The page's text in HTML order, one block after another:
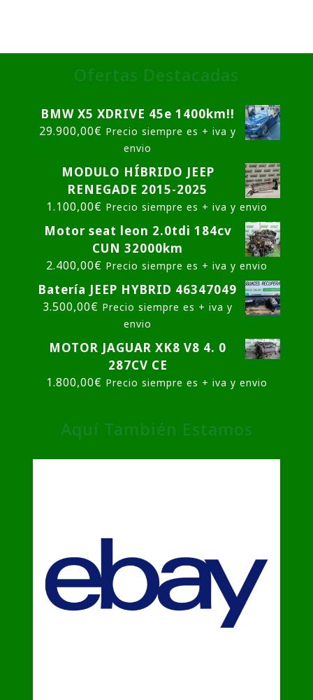
Ofertas Destacadas
BMW X5 XDRIVE 45e 1400km!!
29.900,00€ Precio siempre es + iva y
envio
MODULO HÍBRIDO JEEP
RENEGADE 2015-2025
1.100,00€ Precio siempre es + iva y envio
Motor seat leon 2.0tdi 184cv
CUN 32000km
2.400,00€ Precio siempre es + iva y envio
Batería JEEP HYBRID 46347049
3.500,00€ Precio siempre es + iva y
envio
MOTOR JAGUAR XK8 V8 4. 0
287CV CE
1.800,00€ Precio siempre es + iva y envio
Aquí También Estamos